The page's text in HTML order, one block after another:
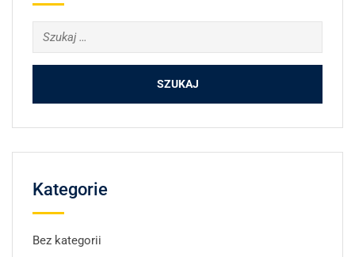
Kategorie
Bez kategorii